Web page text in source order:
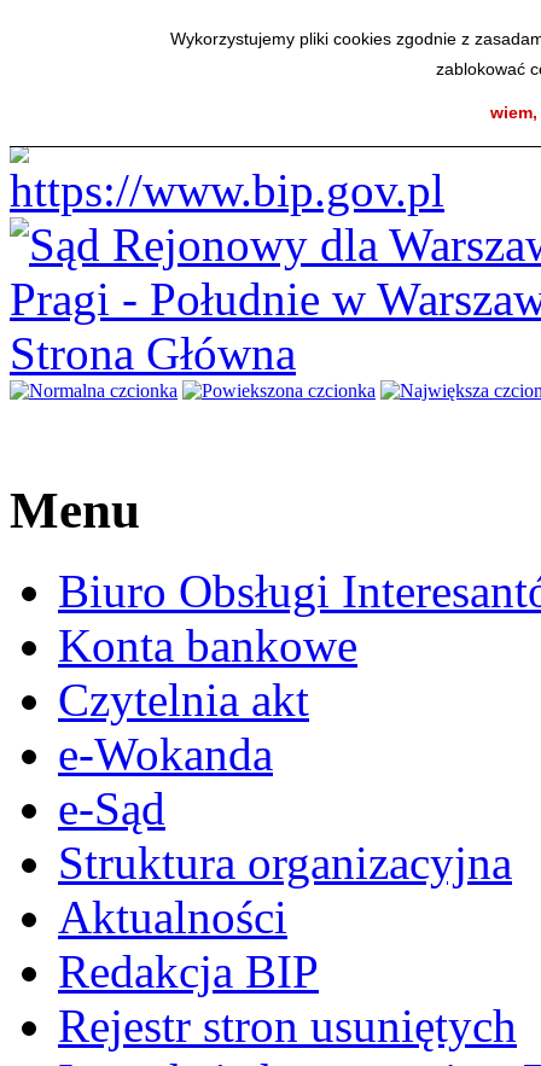
Wykorzystujemy pliki cookies zgodnie z
zablokować
czwartek, 6 sierpnia 2026 roku
Menu
Biuro Obsługi
Konta bankowe
Czytelnia akt
e-Wokanda
e-Sąd
Struktura organizacyjna
Aktualności
Redakcja BIP
Rejestr stron usuniętych